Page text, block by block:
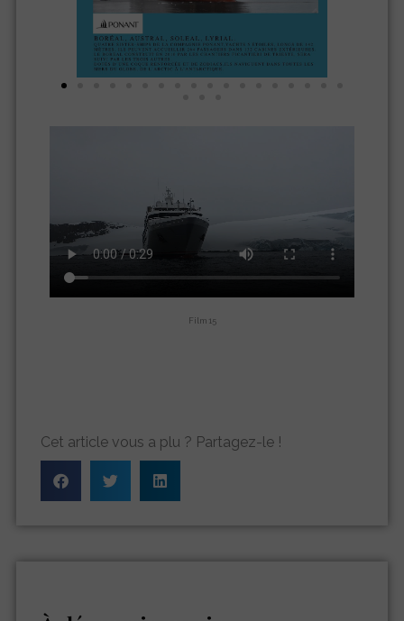
Film 15
Cet article vous a plu ? Partagez-le !